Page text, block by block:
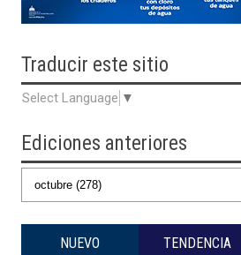
Traducir este sitio
Select Language ▼
Ediciones anteriores
NUEVO TENDENCIA